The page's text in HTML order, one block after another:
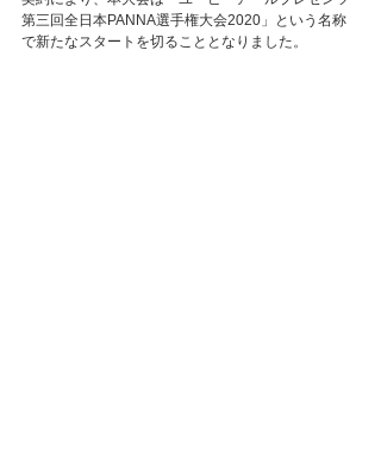
第三回全日本PANNA選手権大会2020」という名称
で新たなスタートを切ることとなりました。